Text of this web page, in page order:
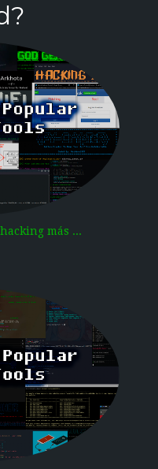
más ...